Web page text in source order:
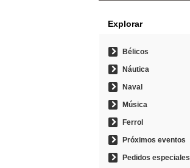
Explorar
Bélicos
Náutica
Naval
Música
Ferrol
Próximos eventos
Pedidos especiales